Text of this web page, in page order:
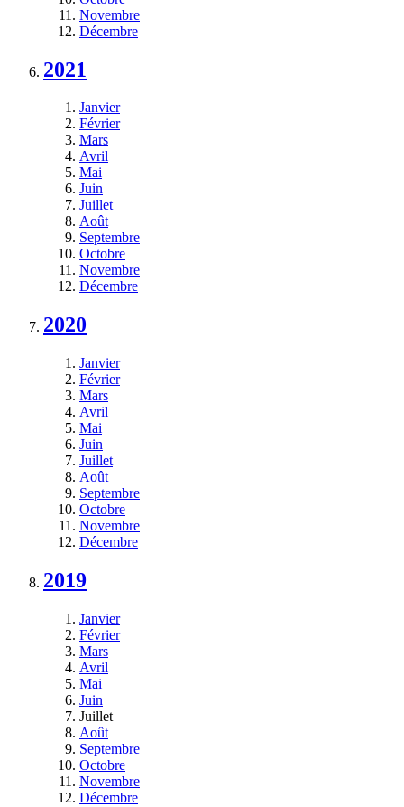
Novembre
Décembre
2021
Janvier
Février
Mars
Avril
Mai
Juin
Juillet
Août
Septembre
Octobre
Novembre
Décembre
2020
Janvier
Février
Mars
Avril
Mai
Juin
Juillet
Août
Septembre
Octobre
Novembre
Décembre
2019
Janvier
Février
Mars
Avril
Mai
Juin
Juillet
Août
Septembre
Octobre
Novembre
Décembre